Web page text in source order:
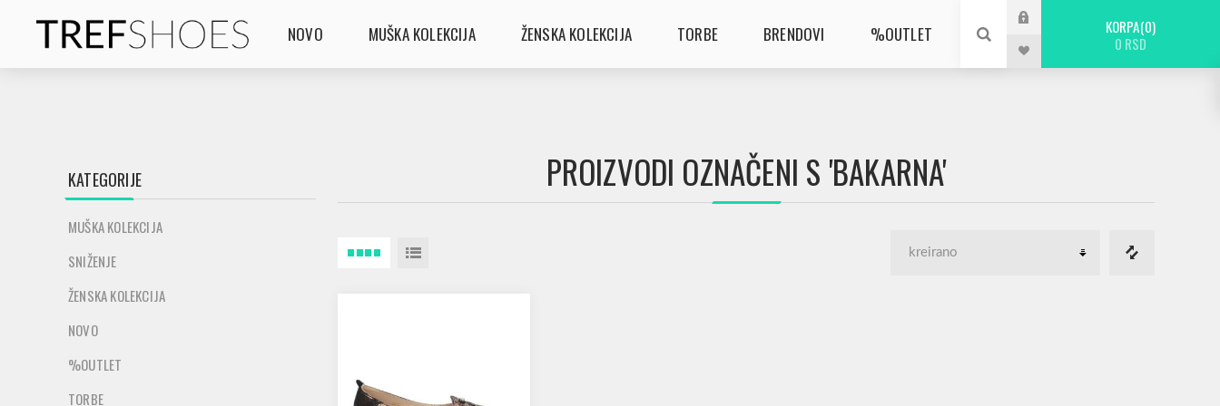
NOVO MUŠKA KOLEKCIJA ŽENSKA KOLEKCIJA TORBE BRENDOVI %OUTLET KORPA 0
0 RSD
PROIZVODI OZNAČENI S 'BAKARNA'
KATEGORIJE
MUŠKA KOLEKCIJA
SNIŽENJE
ŽENSKA KOLEKCIJA
NOVO
%OUTLET
TORBE